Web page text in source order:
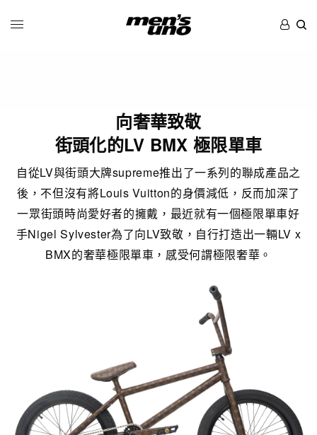
向奢華致敬
街頭化的LV BMX 極限單車
自從LV與街頭大牌supreme推出了一系列的聯成產品之
後，不但沒有將Louis Vuitton的身價減低，反而加深了
一眾街頭時尚愛好者的擁戴，最近就有一個極限單車好
手Nigel Sylvester為了向LV致敬，自行打造出一輛LV x
BMX的奢華極限單車，感受何謂極限奢華。